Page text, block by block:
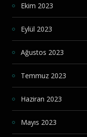
Ekim 2023
Eylül 2023
Ağustos 2023
Temmuz 2023
Haziran 2023
Mayıs 2023